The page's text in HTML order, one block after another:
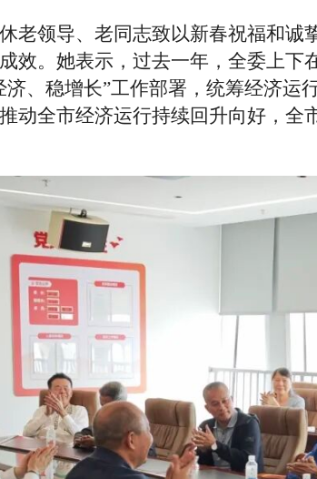
老领导、老同志致以新春祝福和诚
效。 她表示，过去一年，全委上下
、 稳增长”工作部署，统筹经济运
动全市经济运行持续回升向好，全